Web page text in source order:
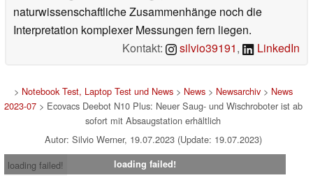
naturwissenschaftliche Zusammenhänge noch die
Interpretation komplexer Messungen fern liegen.
Kontakt:
silvio39191, LinkedIn
> Notebook Test, Laptop Test und News> News> Newsarchiv> News
2023-07> Ecovacs Deebot N10 Plus: Neuer Saug- und Wischroboter ist ab
sofort mit Absaugstation erhältlich
Autor: Silvio Werner, 19.07.2023 (Update: 19.07.2023)
loading failed!
loading failed!